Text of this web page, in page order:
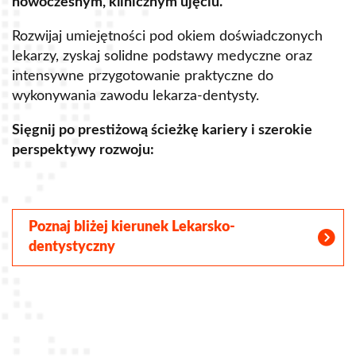
Rozwijaj umiejętności pod okiem doświadczonych
lekarzy, zyskaj solidne podstawy medyczne oraz
intensywne przygotowanie praktyczne do
wykonywania zawodu lekarza-dentysty.
Sięgnij po prestiżową ścieżkę kariery i szerokie
perspektywy rozwoju:
Poznaj bliżej kierunek Lekarsko-
dentystyczny